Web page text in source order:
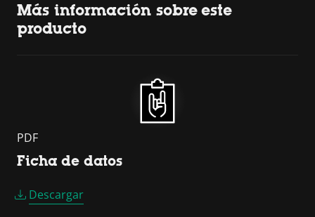
Más información sobre este
producto
PDF
Ficha de datos
Descargar